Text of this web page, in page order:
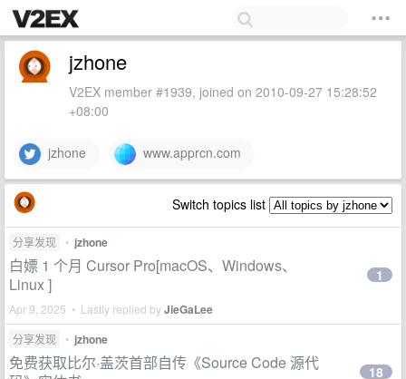
jzhone
V2EX member #1939, joined on 2010-09-27 15:28:52
+08:00
jzhone www.apprcn.com
Switch topics list
分享发现 • jzhone
白嫖 1 个月 Cursor Pro[macOS、Windows、
Linux ]
Apr 9, 2025 • Lastly replied byJieGaLee
1
分享发现 • jzhone
免费获取比尔·盖茨首部自传《Source Code 源代
18